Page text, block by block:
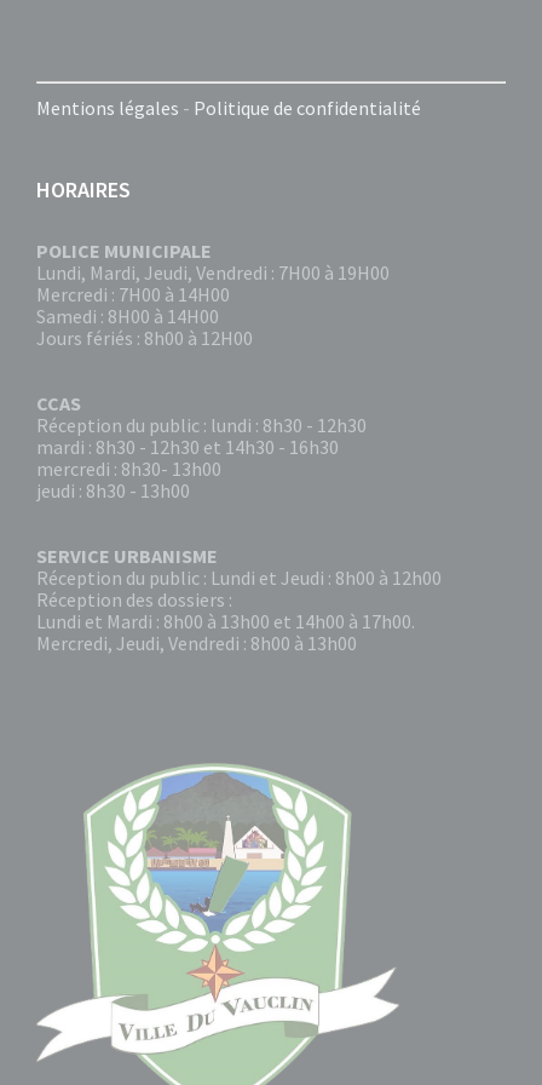
Mentions légales - Politique de confidentialité
HORAIRES
POLICE MUNICIPALE
Lundi, Mardi, Jeudi, Vendredi : 7H00 à 19H00
Mercredi : 7H00 à 14H00
Samedi : 8H00 à 14H00
Jours fériés : 8h00 à 12H00
CCAS
Réception du public : lundi : 8h30 - 12h30
mardi : 8h30 - 12h30 et 14h30 - 16h30
mercredi : 8h30- 13h00
jeudi : 8h30 - 13h00
SERVICE URBANISME
Réception du public : Lundi et Jeudi : 8h00 à 12h00
Réception des dossiers :
Lundi et Mardi : 8h00 à 13h00 et 14h00 à 17h00.
Mercredi, Jeudi, Vendredi : 8h00 à 13h00